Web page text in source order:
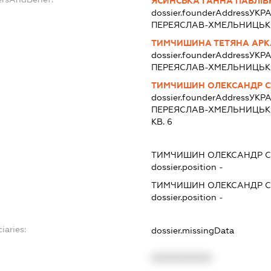
dossier.founderAddress
ПЕРЕЯСЛАВ-
ТИМЧИШИНА ТЕТЯНА
dossier.founderAddress
ПЕРЕЯСЛАВ-
ТИМЧИШИН ОЛЕКСАНДР
dossier.founderAddress
ПЕРЕЯСЛАВ-
КВ. 6
ТИМЧИШИН ОЛЕКСАНДР
dossier.position -
ТИМЧИШИН ОЛЕКСАНДР
dossier.position -
dossier.missingData